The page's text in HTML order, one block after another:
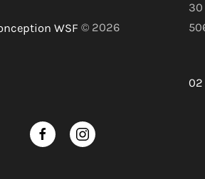
WSF © 2026
30
02